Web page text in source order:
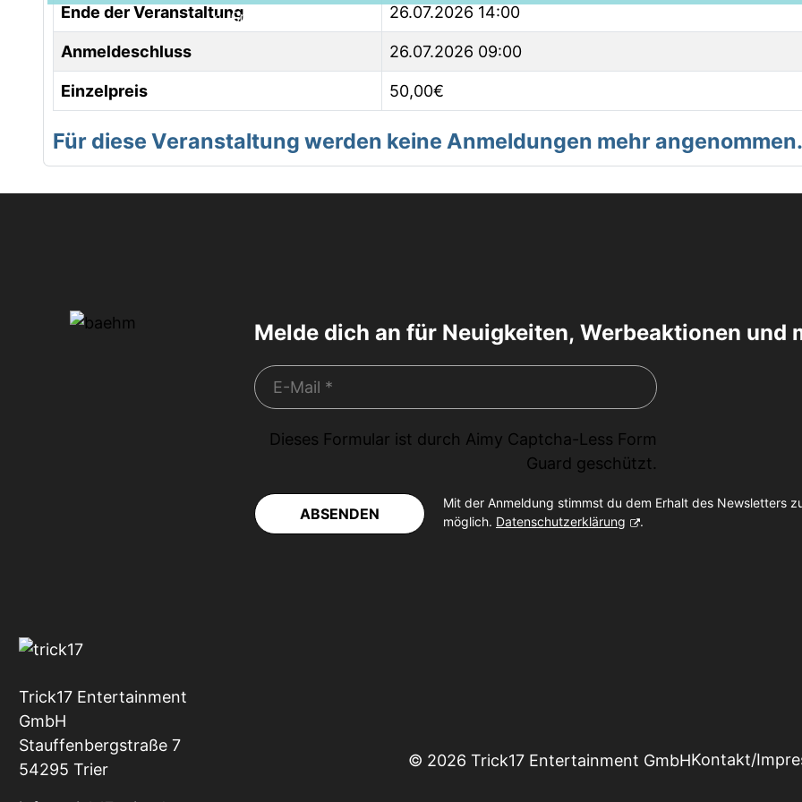
Grindelwald
Ende der Veranstaltung 26.07.2026 14:00
Anmeldeschluss 26.07.2026 09:00
Einzelpreis 50,00€
Für diese Veranstaltung werden keine Anmeldungen mehr angenommen.
Melde dich an für Neuigkeiten, Werbeaktionen und
Dieses Formular ist durch Aimy Captcha-Less Form
Guard geschützt.
ABSENDEN
Mit der Anmeldung stimmst du dem Erhalt des Newsletters
möglich. Datenschutzerklärung .
Trick17 Entertainment
GmbH
Stauffenbergstraße 7
54295 Trier
© 2026 Trick17 Entertainment GmbHKontakt/